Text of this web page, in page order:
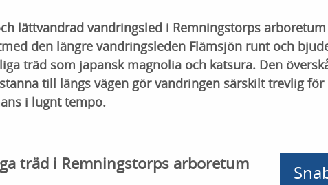
lättvandrad vandringsled i Remningstorps
den längre vandringsleden Flämsjön runt och
träd som japansk magnolia och katsura. Den
till längs vägen gör vandringen särskilt trevlig
i lugnt tempo.
träd i Remningstorps arboretum